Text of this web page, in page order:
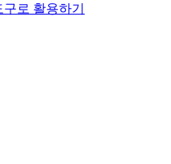
로 활용하기